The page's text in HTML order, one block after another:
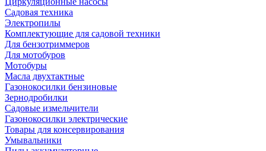
Садовая техника
Электропилы
Комплектующие для садовой техники
Для бензотриммеров
Для мотобуров
Мотобуры
Масла двухтактные
Газонокосилки бензиновые
Зернодробилки
Садовые измельчители
Газонокосилки электрические
Товары для консервирования
Умывальники